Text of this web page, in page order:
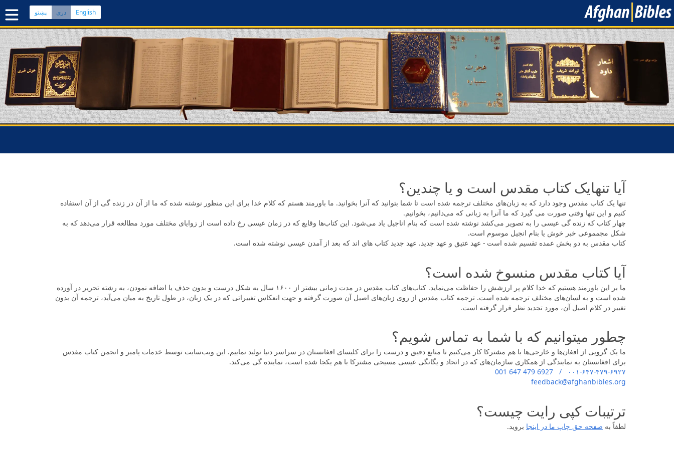
English دری پښتو
صفحه اصلی
کتاب مقدس دری کتاب مقدس پشتو
بیشتر: بلوچی · ترکمنی
اپلیکیشن‌های موبایل
آیا تنهایک کتاب مقدس است و یا چندین؟
تنها یک کتاب مقدس وجود دارد که به زبان‌های مختلف ترجمه شده است تا شما بتوانید که آنرا بخوانید. ما باورمند هستم که کلام خدا برای این منظور نوشته شده که ما از آن در زنده گی از آن استفاده
کنیم و این تنها وقتی صورت می گیرد که ما آنرا به زبانی که می‌دانیم، بخوانیم.
چهار کتاب که زنده گی عیسی را به تصویر می‌کشد نوشته شده است که بنام اناجیل یاد می‌شود. این کتاب‌ها وقایع که در زمان عیسی رخ داده است از زوایای مختلف مورد مطالعه قرار می‌دهد که به
شکل مجمموعی خبر خوش یا بنام انجیل موسوم است.
کتاب مقدس به دو بخش عمده تقسیم شده است - عهد عتیق و عهد جدید. عهد جدید کتاب های اند که بعد از آمدن عیسی نوشته شده است.
آیا کتاب مقدس منسوخ شده است؟
ما بر این باورمند هستیم که خدا کلام پر ارزشش را حفاظت می‌نماید. کتاب‌های کتاب مقدس در مدت زمانی بیشتر از ۱۶۰۰ سال به شکل درست و بدون حذف یا اضافه نمودن، به رشته تحریر در آورده
شده است و به لسان‌های مختلف ترجمه شده است. ترجمه کتاب مقدس از روی زبان‌های اصیل آن صورت گرفته و جهت انعکاس تغییراتی که در یک زبان، در طول تاریخ به میان می‌آید، ترجمه آن بدون
تغییر در کلام اصیل آن، مورد تجدید نظر قرار گرفته است.
چطور میتوانیم که با شما به تماس شویم؟
ما یک گروپی از افغان‌ها و خارجی‌ها با هم مشترکا کار می‌کنیم تا منابع دقیق و درست را برای کلیسای افغانستان در سراسر دنیا تولید نماییم. این ویب‌سایت توسط خدمات پامیر و انجمن کتاب مقدس
برای افغانستان به نمایندگی از همکاری سازمان‌های که در اتحاد و یگانگی عیسی مسیحی مشترکا با هم یکجا شده است، نماینده گی می‌کند.
۰۰۱-۶۴۷-۴۷۹-۶۹۲۷ / 001 647 479 6927
feedback@afghanbibles.org
ترتیبات کپی رایت چیست؟
لطفاً به صفحه حق چاپ ما در اینجا بروید.